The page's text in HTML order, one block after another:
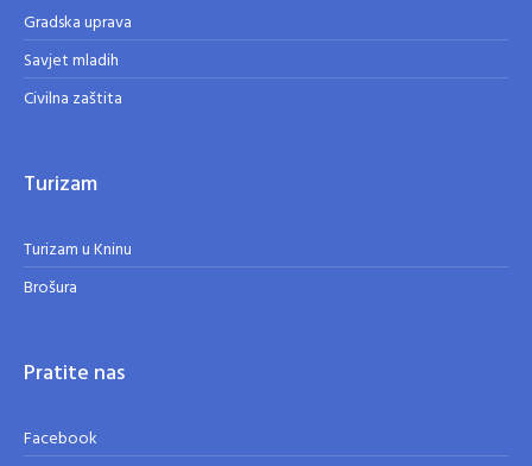
Gradska uprava
Savjet mladih
Civilna zaštita
Turizam
Turizam u Kninu
Brošura
Pratite nas
Facebook